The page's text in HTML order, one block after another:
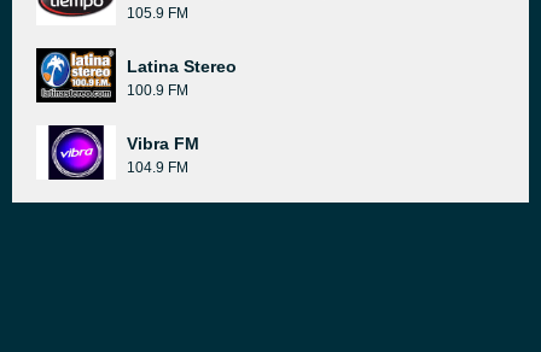
105.9 FM
Latina Stereo
100.9 FM
Vibra FM
104.9 FM